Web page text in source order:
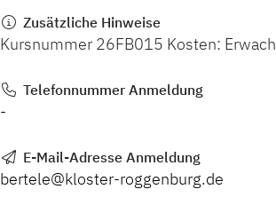
Zusätzliche Hinweise
Kursnummer 26FB015 Kosten:
Telefonnummer Anmeldung
-
E-Mail-Adresse Anmeldung
bertele@kloster-roggenburg.de